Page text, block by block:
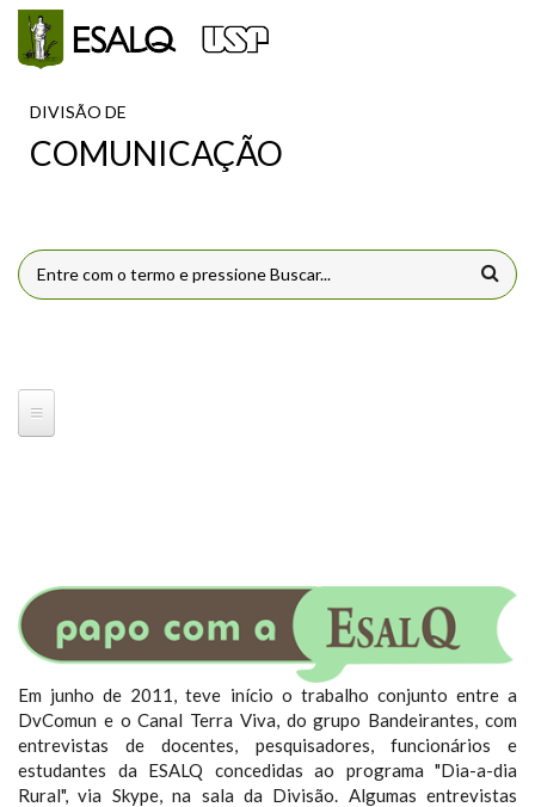
Pular para o conteúdo principal
DIVISÃO DE
COMUNICAÇÃO
FORMULÁRIO DE BUSCA
PAPO_ESALQ_LOGO.PNG
Em junho de 2011, teve início o trabalho conjunto entre a
DvComun e o Canal Terra Viva, do grupo Bandeirantes, com
entrevistas de docentes, pesquisadores, funcionários e
estudantes da ESALQ concedidas ao programa "Dia-a-dia
Rural", via Skype, na sala da Divisão. Algumas entrevistas